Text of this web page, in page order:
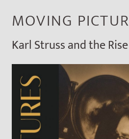
MOVING
Karl Struss and the